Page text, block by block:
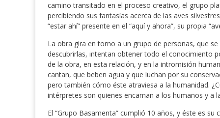
camino transitado en el proceso creativo, el grupo
percibiendo sus fantasías acerca de las aves
“estar ahí” presente en el “aquí y ahora”, su propia
La obra gira en torno a un grupo de personas, que
descubrirlas, intentan obtener todo el conocimiento
de la obra, en esta relación, y en la intromisión
cantan, que beben agua y que luchan por su
pero también cómo éste atraviesa a la humanidad.
intérpretes son quienes encarnan a los humanos y a
El “Grupo Basamenta” cumplió 10 años, y éste es